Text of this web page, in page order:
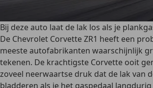
Bij deze auto laat de lak los als je
De Chevrolet Corvette ZR1 heeft een
meeste autofabrikanten waarschijnlijk
tekenen. De krachtigste Corvette ooit
zoveel neerwaartse druk dat de lak van
bladderen als je het gaspedaal